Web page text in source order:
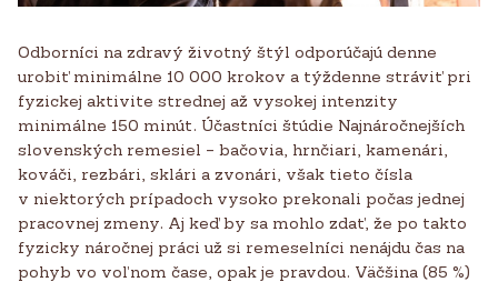
Odborníci na zdravý životný štýl odporúčajú denne
urobiť minimálne 10 000 krokov a týždenne stráviť pri
fyzickej aktivite strednej až vysokej intenzity
minimálne 150 minút. Účastníci štúdie Najnáročnejších
slovenských remesiel – bačovia, hrnčiari, kamenári,
kováči, rezbári, sklári a zvonári, však tieto čísla
v niektorých prípadoch vysoko prekonali počas jednej
pracovnej zmeny. Aj keď by sa mohlo zdať, že po takto
fyzicky náročnej práci už si remeselníci nenájdu čas na
pohyb vo voľnom čase, opak je pravdou. Väčšina (85 %)